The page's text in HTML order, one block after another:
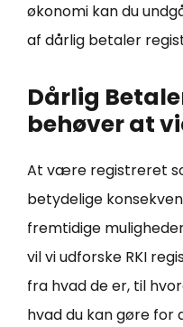
økonomi kan du
af dårlig betaler
Dårlig
behøver at
At være registreret
betydelige
fremtidige
vil vi udforske RKI
fra hvad de er, til
hvad du kan gøre for